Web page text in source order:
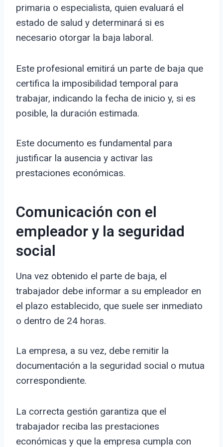
primaria o especialista, quien evaluará el
estado de salud y determinará si es
necesario otorgar la baja laboral.
Este profesional emitirá un parte de baja que
certifica la imposibilidad temporal para
trabajar, indicando la fecha de inicio y, si es
posible, la duración estimada.
Este documento es fundamental para
justificar la ausencia y activar las
prestaciones económicas.
Comunicación con el
empleador y la seguridad
social
Una vez obtenido el parte de baja, el
trabajador debe informar a su empleador en
el plazo establecido, que suele ser inmediato
o dentro de 24 horas.
La empresa, a su vez, debe remitir la
documentación a la seguridad social o mutua
correspondiente.
La correcta gestión garantiza que el
trabajador reciba las prestaciones
económicas y que la empresa cumpla con